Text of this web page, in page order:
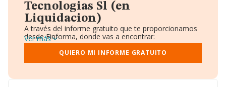
Tecnologias Sl (en
Liquidacion)
A través del informe gratuito que te proporcionamos
desde Einforma, donde vas a encontrar:
Datos identificativos: Denominación, CIF,
Teléfono, Domicilio.
Informe Mercantil Completo (BORME).
Ver más
QUIERO MI INFORME GRATUITO